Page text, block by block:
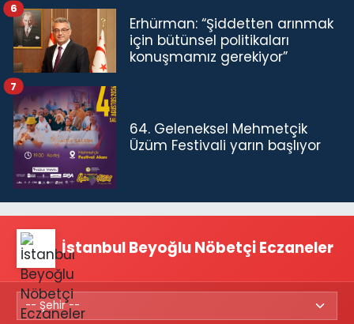
Erhürman: “Şiddetten arınmak
için bütünsel politikaları
konuşmamız gerekiyor”
6
64. Geleneksel Mehmetçik
Üzüm Festivali yarın başlıyor
7
İstanbul Beyoğlu Nöbetçi Eczaneler